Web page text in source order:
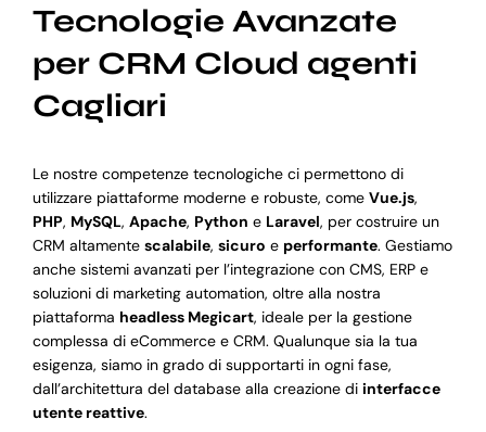
Tecnologie Avanzate
per CRM Cloud agenti
Cagliari
Le nostre competenze tecnologiche ci permettono di
utilizzare piattaforme moderne e robuste, come Vue.js,
PHP, MySQL, Apache, Python e Laravel, per costruire un
CRM altamente scalabile, sicuro e performante. Gestiamo
anche sistemi avanzati per l’integrazione con CMS, ERP e
soluzioni di marketing automation, oltre alla nostra
piattaforma headless Megicart, ideale per la gestione
complessa di eCommerce e CRM. Qualunque sia la tua
esigenza, siamo in grado di supportarti in ogni fase,
dall’architettura del database alla creazione di interfacce
utente reattive.